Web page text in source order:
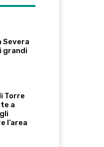
Severa
grandi
Torre
a
l’area